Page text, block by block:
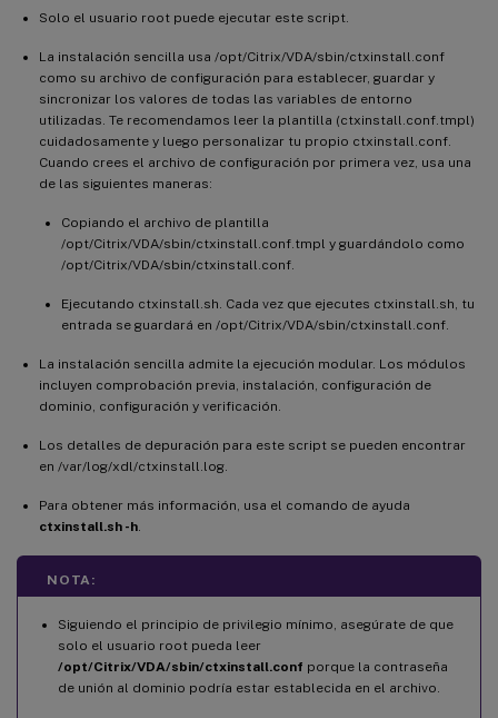
Solo el usuario root puede ejecutar este script.
La instalación sencilla usa /opt/Citrix/VDA/sbin/ctxinstall.conf
como su archivo de configuración para establecer, guardar y
sincronizar los valores de todas las variables de entorno
utilizadas. Te recomendamos leer la plantilla (ctxinstall.conf.tmpl)
cuidadosamente y luego personalizar tu propio ctxinstall.conf.
Cuando crees el archivo de configuración por primera vez, usa una
de las siguientes maneras:
Copiando el archivo de plantilla
/opt/Citrix/VDA/sbin/ctxinstall.conf.tmpl y guardándolo como
/opt/Citrix/VDA/sbin/ctxinstall.conf.
Ejecutando ctxinstall.sh. Cada vez que ejecutes ctxinstall.sh, tu
entrada se guardará en /opt/Citrix/VDA/sbin/ctxinstall.conf.
La instalación sencilla admite la ejecución modular. Los módulos
incluyen comprobación previa, instalación, configuración de
dominio, configuración y verificación.
Los detalles de depuración para este script se pueden encontrar
en /var/log/xdl/ctxinstall.log.
Para obtener más información, usa el comando de ayuda
ctxinstall.sh -h
NOTA:
Siguiendo el principio de privilegio mínimo, asegúrate de que
solo el usuario root pueda leer
/opt/Citrix/VDA/sbin/ctxinstall.conf porque la contraseña
de unión al dominio podría estar establecida en el archivo.